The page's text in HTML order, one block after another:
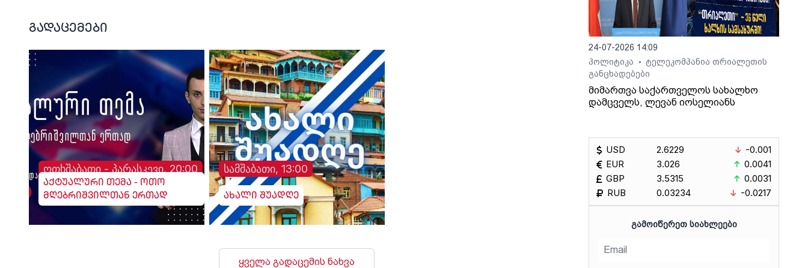
გადაცემები
ოთხშაბათი - პარასკევი, 20:00
აქტუალური თემა - ოთო
მღებრიშვილთან ერთად
სამშაბათი, 13:00
ახალი შუადღე
ყველა გადაცემის ნახვა
24-07-2026 14:09
პოლიტიკა
•
ტელეკომპანია თრიალეთის
განცხადებები
მიმართვა საქართველოს სახალხო
დამცველს, ლევან იოსელიანს
USD
EUR
GBP
RUB
2.6229
3.026
3.5315
0.03234
-0.001
0.0041
0.0031
-0.0217
ᲒᲐᲛᲝᲘᲬᲔᲠᲔᲗ ᲡᲘᲐᲮᲚᲔᲔᲑᲘ